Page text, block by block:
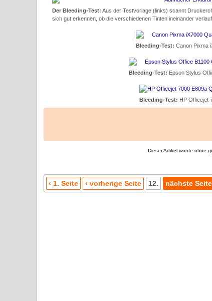
Der Bleeding-Test: Aus der Testvorlage (links) scannt
sich gut erkennen, ob die verschiedenen Tinten ineinander
Bleeding-Test: Canon Pixma
Bleeding-Test: Epson Stylus
Bleeding-Test: HP Officejet
Dieser Artikel wurde ohne
‹ 1. Seite ‹ vorherige Seite 12. nächste Seite